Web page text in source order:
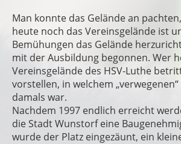
Man konnte das Gelände an
heute noch das Vereinsgelände ist
Bemühungen das Gelände
mit der Ausbildung begonnen. Wer
Vereinsgelände des HSV-Luthe
vorstellen, in welchem
damals war.
Nachdem 1997 endlich erreicht
die Stadt Wunstorf eine
wurde der Platz eingezäunt, ein